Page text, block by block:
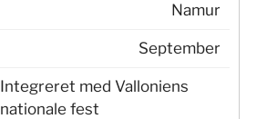
Namur
September
Integreret med Valloniens
nationale fest